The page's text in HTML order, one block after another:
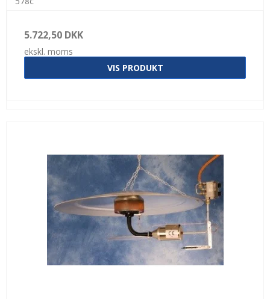
5.722,50 DKK
ekskl. moms
VIS PRODUKT